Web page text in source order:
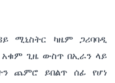
ሚኒስትር ካዜም ጋሪባባዲ
አቁም ጊዜ ውስጥ በኢራን ላይ
ጨምሮ ይበልጥ ሰፊ የሆነ